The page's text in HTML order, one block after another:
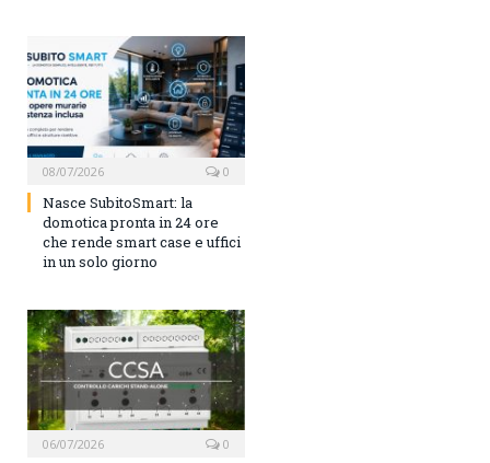
08/07/2026 0
Nasce SubitoSmart: la
domotica pronta in 24 ore
che rende smart case e uffici
in un solo giorno
06/07/2026 0